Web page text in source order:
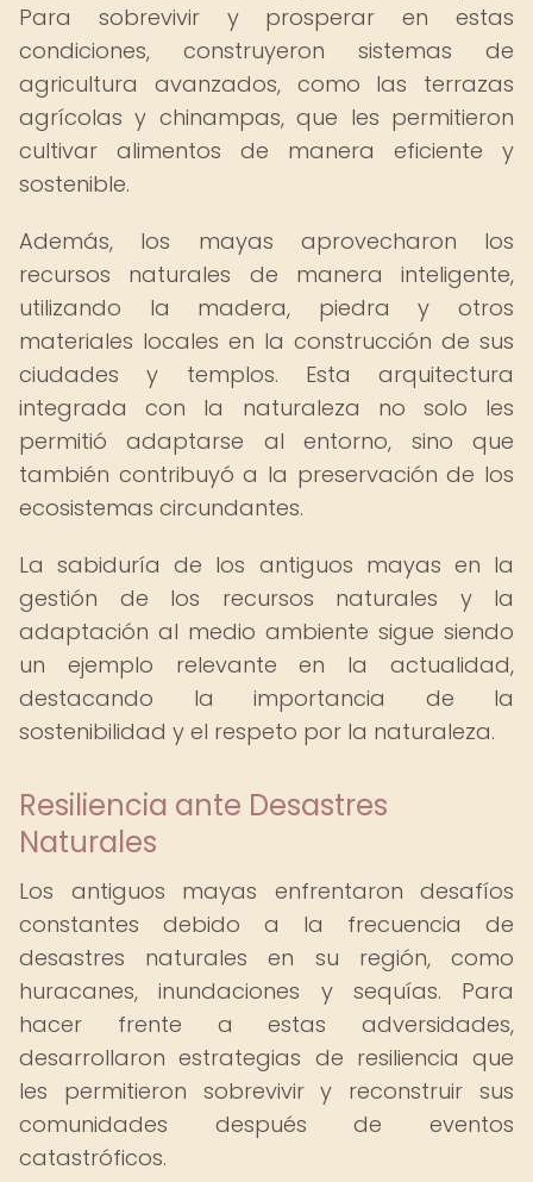
Para sobrevivir y prosperar en estas
condiciones, construyeron sistemas de
agricultura avanzados, como las terrazas
agrícolas y chinampas, que les permitieron
cultivar alimentos de manera eficiente y
sostenible.
Además, los mayas aprovecharon los
recursos naturales de manera inteligente,
utilizando la madera, piedra y otros
materiales locales en la construcción de sus
ciudades y templos. Esta arquitectura
integrada con la naturaleza no solo les
permitió adaptarse al entorno, sino que
también contribuyó a la preservación de los
ecosistemas circundantes.
La sabiduría de los antiguos mayas en la
gestión de los recursos naturales y la
adaptación al medio ambiente sigue siendo
un ejemplo relevante en la actualidad,
destacando la importancia de la
sostenibilidad y el respeto por la naturaleza.
Resiliencia ante Desastres
Naturales
Los antiguos mayas enfrentaron desafíos
constantes debido a la frecuencia de
desastres naturales en su región, como
huracanes, inundaciones y sequías. Para
hacer frente a estas adversidades,
desarrollaron estrategias de resiliencia que
les permitieron sobrevivir y reconstruir sus
comunidades después de eventos
catastróficos.